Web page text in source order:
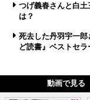
つげ義春さんと白
は？
死去した丹羽宇一
ど読書』ベストセラ
動画で見る